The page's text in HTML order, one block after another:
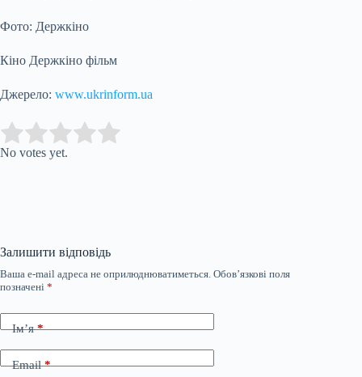
Фото: Держкіно
Кіно Держкіно фільм
Джерело: www.ukrinform.ua
Rate this item:
No votes yet.
Залишити відповідь
Ваша e-mail адреса не оприлюднюватиметься. Обов’язкові поля
позначені *
Ім’я*
Email*